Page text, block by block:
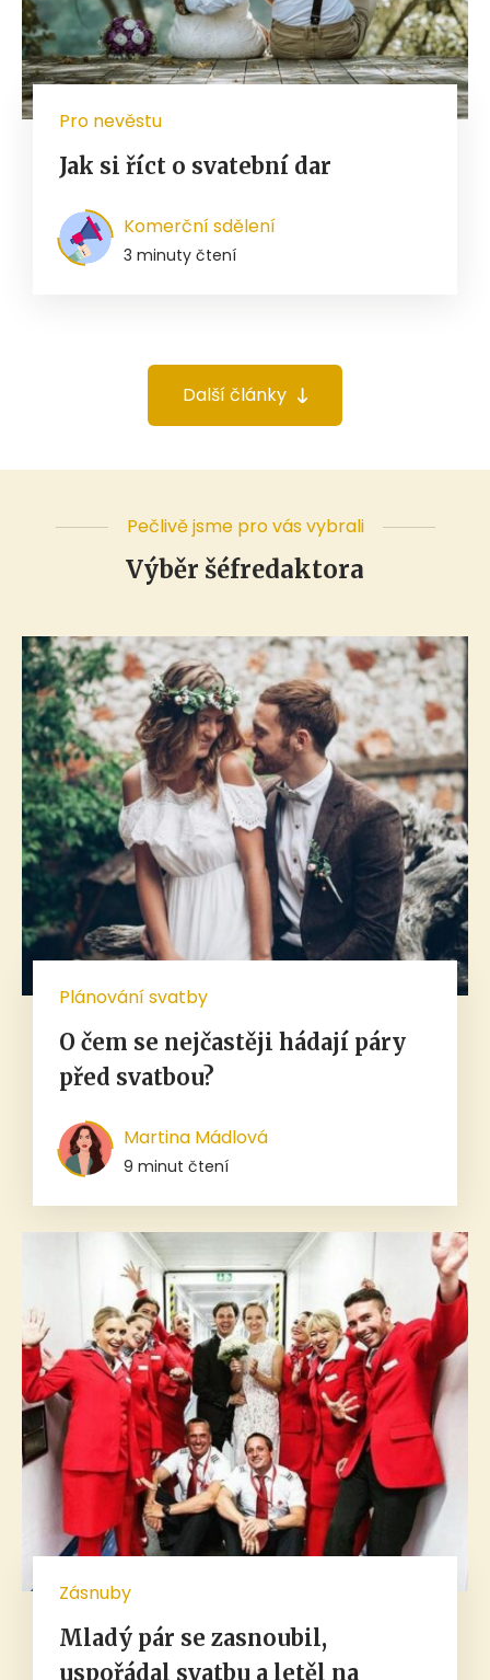
Pro nevěstu
Jak si říct o svatební dar
Komerční sdělení
3 minuty čtení
Další články
Pečlivě jsme pro vás vybrali
Výběr šéfredaktora
Plánování svatby
O čem se nejčastěji hádají páry
před svatbou?
Martina Mádlová
9 minut čtení
Zásnuby
Mladý pár se zasnoubil,
uspořádal svatbu a letěl na